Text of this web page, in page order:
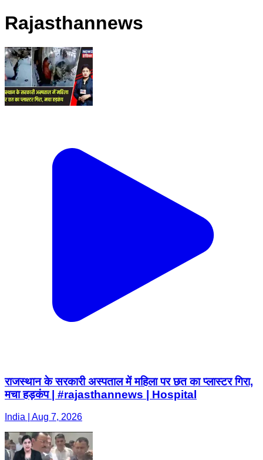
Rajasthannews
राजस्थान के सरकारी अस्पताल में महिला पर छत का प्लास्टर गिरा,
मचा हड़कंप | #rajasthannews | Hospital
India | Aug 7, 2026